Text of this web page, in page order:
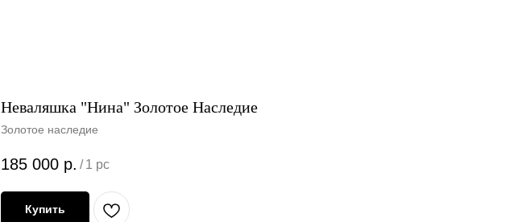
Неваляшка "Нина" Золотое Наследие
Золотое наследие
185 000 р. / 1 pc
Купить